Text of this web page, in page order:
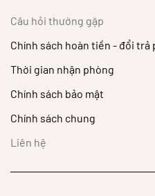
Câu hỏi thường gặp
Chính sách hoàn tiền - đổi trả
Thời gian nhận phòng
Chính sách bảo mật
Chính sách chung
Liên hệ